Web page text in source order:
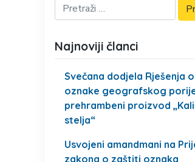
Najnoviji članci
Svečana dodjela Rješenja
oznake geografskog
prehrambeni proizvod
stelja“
Usvojeni amandmani na
zakona o zaštiti oznaka